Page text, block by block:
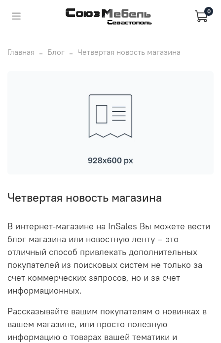
0
Главная Блог Четвертая новость магазина
Четвертая новость магазина
В интернет-магазине на InSales Вы можете вести
блог магазина или новостную ленту – это
отличный способ привлекать дополнительных
покупателей из поисковых систем не только за
счет коммерческих запросов, но и за счет
информационных.
Рассказывайте вашим покупателям о новинках в
вашем магазине, или просто полезную
информацию о товарах вашей тематики и